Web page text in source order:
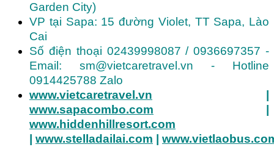
Garden City)
VP tại Sapa: 15 đường Violet, TT Sapa, Lào
Cai
Số điện thoại 02439998087 / 0936697357 -
Email: sm@vietcaretravel.vn - Hotline
0914425788 Zalo
www.vietcaretravel.vn
www.sapacombo.com
www.hiddenhillresort.com
www.stelladailai.com